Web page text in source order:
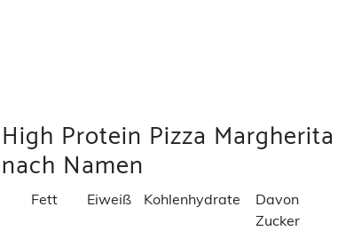
Protein Pizza Margherita
Namen
Fett Eiweiß Kohlenhydrate
Davon
Zucker